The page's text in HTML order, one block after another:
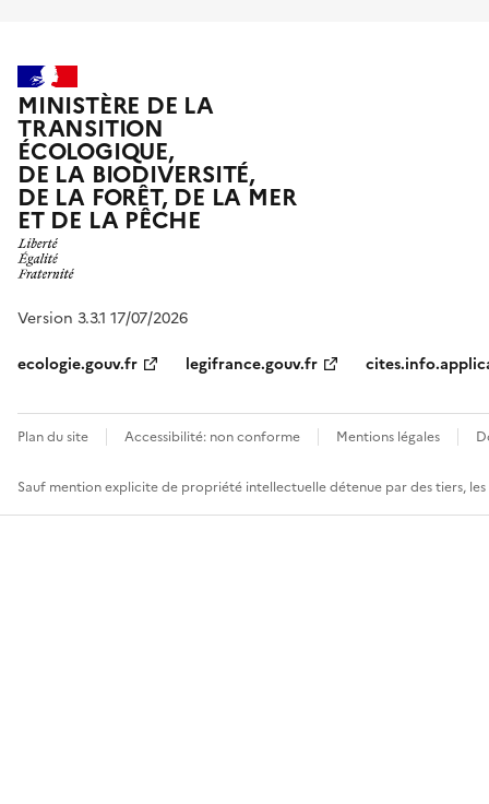
MINISTÈRE DE LA
TRANSITION
ÉCOLOGIQUE,
DE LA BIODIVERSITÉ,
DE LA FORÊT, DE LA MER
ET DE LA PÊCHE
Version 3.3.1 17/07/2026
ecologie.gouv.fr
legifrance.gouv.fr
Plan du site Accessibilité: non conforme Mentions légales
Sauf mention explicite de propriété intellectuelle détenue par des tiers,